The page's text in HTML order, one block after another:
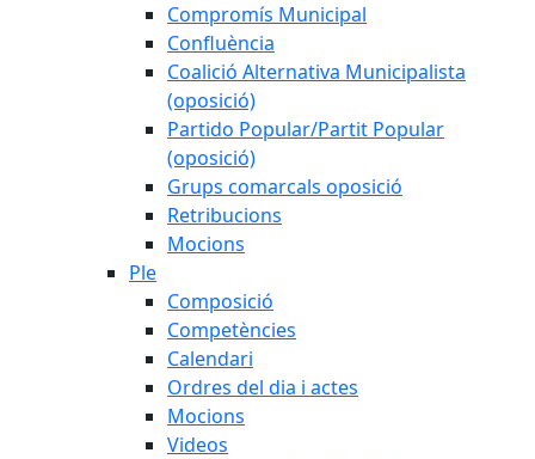
Compromís Municipal
Confluència
Coalició Alternativa Municipalista
(oposició)
Partido Popular/Partit Popular
(oposició)
Grups comarcals oposició
Retribucions
Mocions
Ple
Composició
Competències
Calendari
Ordres del dia i actes
Mocions
Videos